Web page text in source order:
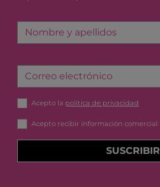
Nombre y apellidos
Correo electrónico
Acepto la política de privacidad
Acepto recibir información comercial
SUSCRIBIR